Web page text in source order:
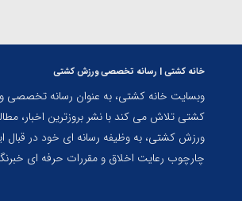
خانه کشتی | رسانه تخصصی ورزش کشتی
وبسایت خانه کشتی، به عنوان رسانه
کشتی تلاش می کند با نشر بروزترین اخبار،
ورزش کشتی، به وظیفه رسانه ای خود در قبال
چارچوب رعایت اخلاق و مقررات حرفه ای